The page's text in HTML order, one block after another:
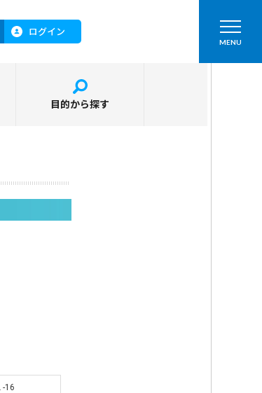
ログイン
MENU
目的から探す
-16